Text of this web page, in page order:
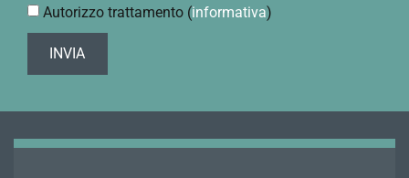
Autorizzo trattamento (informativa)
INVIA